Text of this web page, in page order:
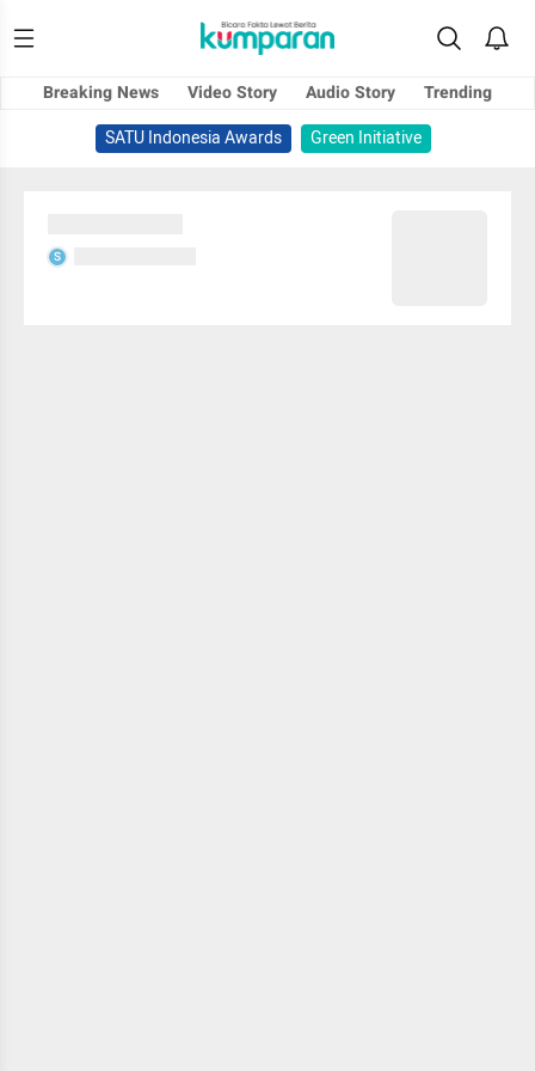
Breaking News Video Story Audio Story
Trending
SATU Indonesia Awards
Green Initiative
S